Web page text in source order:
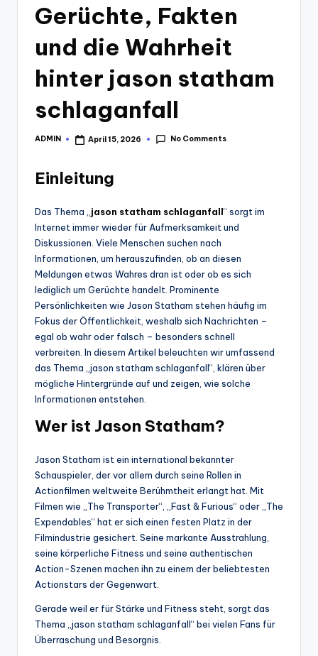
Gerüchte, Fakten
und die Wahrheit
hinter jason statham
schlaganfall
Posted
ADMIN April 15, 2026 No Comments
Einleitung
Das Thema „ jason statham schlaganfall“ sorgt im
Internet immer wieder für Aufmerksamkeit und
Diskussionen. Viele Menschen suchen nach
Informationen, um herauszufinden, ob an diesen
Meldungen etwas Wahres dran ist oder ob es sich
lediglich um Gerüchte handelt. Prominente
Persönlichkeiten wie Jason Statham stehen häufig im
Fokus der Öffentlichkeit, weshalb sich Nachrichten –
egal ob wahr oder falsch – besonders schnell
verbreiten. In diesem Artikel beleuchten wir umfassend
das Thema „jason statham schlaganfall“, klären über
mögliche Hintergründe auf und zeigen, wie solche
Informationen entstehen.
Wer ist Jason Statham?
Jason Statham ist ein international bekannter
Schauspieler, der vor allem durch seine Rollen in
Actionfilmen weltweite Berühmtheit erlangt hat. Mit
Filmen wie „The Transporter“, „Fast & Furious“ oder „The
Expendables“ hat er sich einen festen Platz in der
Filmindustrie gesichert. Seine markante Ausstrahlung,
seine körperliche Fitness und seine authentischen
Action-Szenen machen ihn zu einem der beliebtesten
Actionstars der Gegenwart.
Gerade weil er für Stärke und Fitness steht, sorgt das
Thema „jason statham schlaganfall“ bei vielen Fans für
Überraschung und Besorgnis.